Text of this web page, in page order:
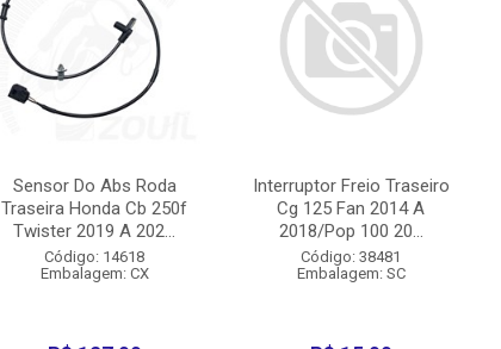
Sensor Do Abs Roda
Traseira Honda Cb 250f
Twister 2019 A 202...
Código: 14618
Embalagem: CX
Interruptor Freio Traseiro
Cg 125 Fan 2014 A
2018/Pop 100 20...
Código: 38481
Embalagem: SC